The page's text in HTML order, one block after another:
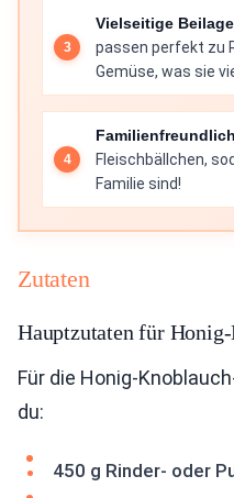
Vielseitige
passen perfekt zu
Gemüse, was sie
Fleischbällchen,
Familie sind!
Zutaten
Hauptzutaten für
Für die Honig-
du:
450 g Rinder- oder